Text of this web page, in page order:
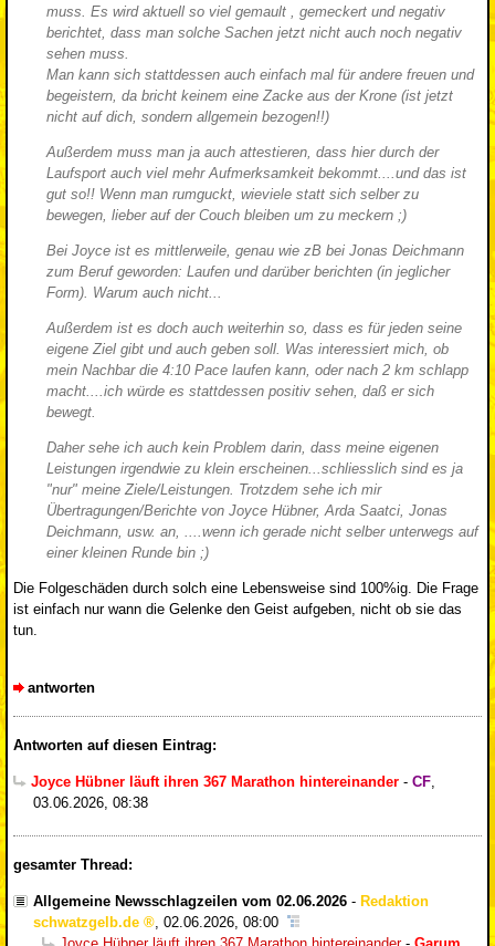
muss. Es wird aktuell so viel gemault , gemeckert und negativ
berichtet, dass man solche Sachen jetzt nicht auch noch negativ
sehen muss.
Man kann sich stattdessen auch einfach mal für andere freuen und
begeistern, da bricht keinem eine Zacke aus der Krone (ist jetzt
nicht auf dich, sondern allgemein bezogen!!)
Außerdem muss man ja auch attestieren, dass hier durch der
Laufsport auch viel mehr Aufmerksamkeit bekommt....und das ist
gut so!! Wenn man rumguckt, wieviele statt sich selber zu
bewegen, lieber auf der Couch bleiben um zu meckern ;)
Bei Joyce ist es mittlerweile, genau wie zB bei Jonas Deichmann
zum Beruf geworden: Laufen und darüber berichten (in jeglicher
Form). Warum auch nicht...
Außerdem ist es doch auch weiterhin so, dass es für jeden seine
eigene Ziel gibt und auch geben soll. Was interessiert mich, ob
mein Nachbar die 4:10 Pace laufen kann, oder nach 2 km schlapp
macht....ich würde es stattdessen positiv sehen, daß er sich
bewegt.
Daher sehe ich auch kein Problem darin, dass meine eigenen
Leistungen irgendwie zu klein erscheinen...schliesslich sind es ja
"nur" meine Ziele/Leistungen. Trotzdem sehe ich mir
Übertragungen/Berichte von Joyce Hübner, Arda Saatci, Jonas
Deichmann, usw. an, ....wenn ich gerade nicht selber unterwegs auf
einer kleinen Runde bin ;)
Die Folgeschäden durch solch eine Lebensweise sind 100%ig. Die Frage
ist einfach nur wann die Gelenke den Geist aufgeben, nicht ob sie das
tun.
antworten
Antworten auf diesen Eintrag:
Joyce Hübner läuft ihren 367 Marathon hintereinander - CF,
03.06.2026, 08:38
gesamter Thread:
Allgemeine Newsschlagzeilen vom 02.06.2026 - Redaktion
schwatzgelb.de
02.06.2026, 08:00